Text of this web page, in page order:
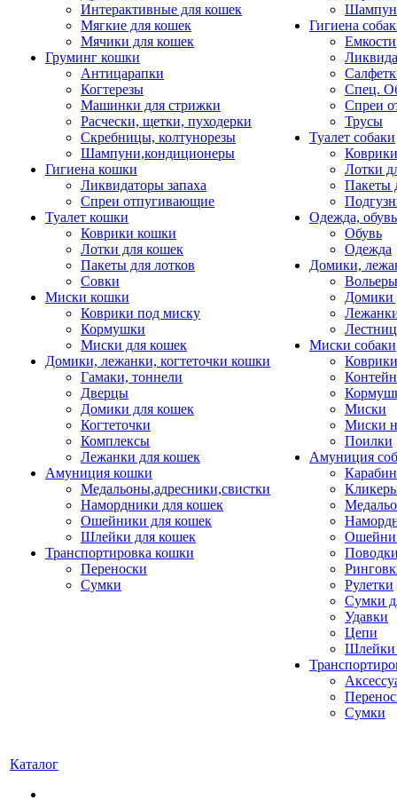
Интерактивные для кошек
Мягкие для кошек
Мячики для кошек
Груминг кошки
Антицарапки
Когтерезы
Машинки для стрижки
Расчески, щетки, пуходерки
Скребницы, колтунорезы
Шампуни,кондиционеры
Гигиена кошки
Ликвидаторы запаха
Спреи отпугивающие
Туалет кошки
Коврики кошки
Лотки для кошек
Пакеты для лотков
Совки
Миски кошки
Коврики под миску
Кормушки
Миски для кошек
Домики, лежанки, когтеточки кошки
Гамаки, тоннели
Дверцы
Домики для кошек
Когтеточки
Комплексы
Лежанки для кошек
Амуниция кошки
Медальоны,адресники,свистки
Намордники для кошек
Ошейники для кошек
Шлейки для кошек
Транспортировка кошки
Переноски
Сумки
Гигиена
Емкости
Спец.
Спреи
Трусы
Туалет собаки
Коврики
Лотки
Пакеты
Одежда, обувь
Обувь
Одежда
Домики,
Домики
Миски собаки
Миски
Миски
Поилки
Амуниция
Рулетки
Сумки
Удавки
Цепи
Шлейки
Сумки
Каталог